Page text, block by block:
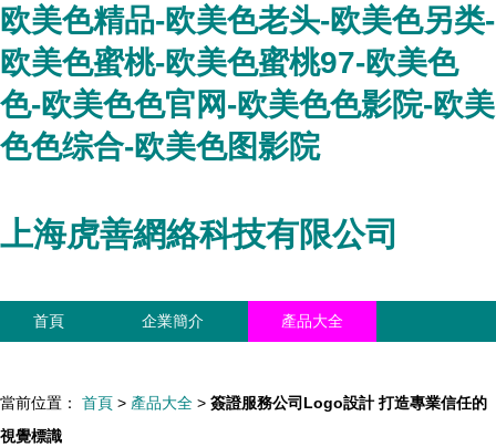
欧美色精品-欧美色老头-欧美色另类-
欧美色蜜桃-欧美色蜜桃97-欧美色
色-欧美色色官网-欧美色色影院-欧美
色色综合-欧美色图影院
上海虎善網絡科技有限公司
首頁 企業簡介 產品大全
當前位置： 首頁 > 產品大全 > 簽證服務公司Logo設計 打造專業信任的
視覺標識